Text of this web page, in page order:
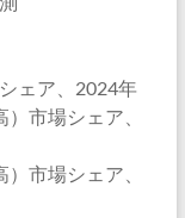
ェア、2024年
市場シェア、
市場シェア、